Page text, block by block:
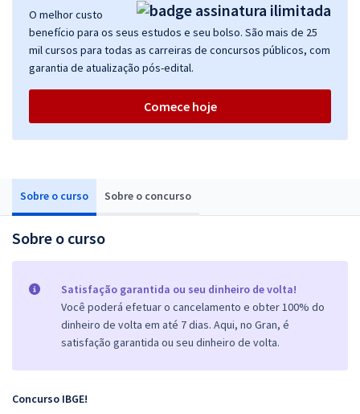
Sobre o curso Sobre o concurso
Sobre o curso
Satisfação garantida ou seu dinheiro de volta!
Você poderá efetuar o cancelamento e obter 100% do
dinheiro de volta em até 7 dias. Aqui, no Gran, é
satisfação garantida ou seu dinheiro de volta.
Concurso IBGE!
O melhor custo
benefício para os seus estudos e seu bolso. São mais de 25
mil cursos para todas as carreiras de concursos públicos, com
garantia de atualização pós-edital.
Comece hoje